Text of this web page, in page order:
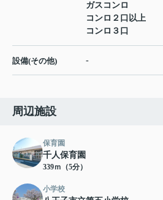
ガスコンロ
コンロ２口以上
コンロ３口
設備(その他) -
周辺施設
保育園
千人保育園
339ｍ（5分）
小学校